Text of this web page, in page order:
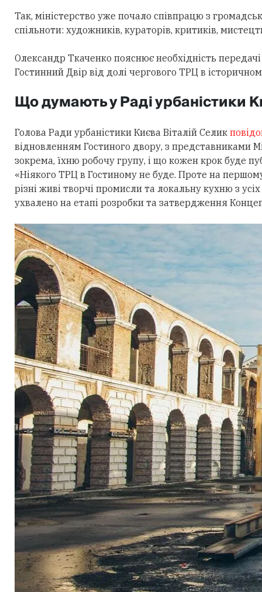
Так, міністерство уже почало співпрацю з
спільноти: художників, кураторів, критиків,
Олександр Ткаченко пояснює необхідність
Гостинний Двір від долі чергового ТРЦ в
Що думають у Раді урбаністики
Голова Ради урбаністики Києва Віталій Селик
відновленням Гостиного двору, з представниками
зокрема, їхню робочу групу, і що кожен крок буде
«Ніякого ТРЦ в Гостиному не буде. Проте на
різні живі творчі промисли та локальну кухню з
ухвалено на етапі розробки та затвердження